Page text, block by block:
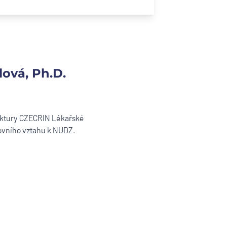
Ph.D.
CZECRIN Lékařské
vztahu k NUDZ.